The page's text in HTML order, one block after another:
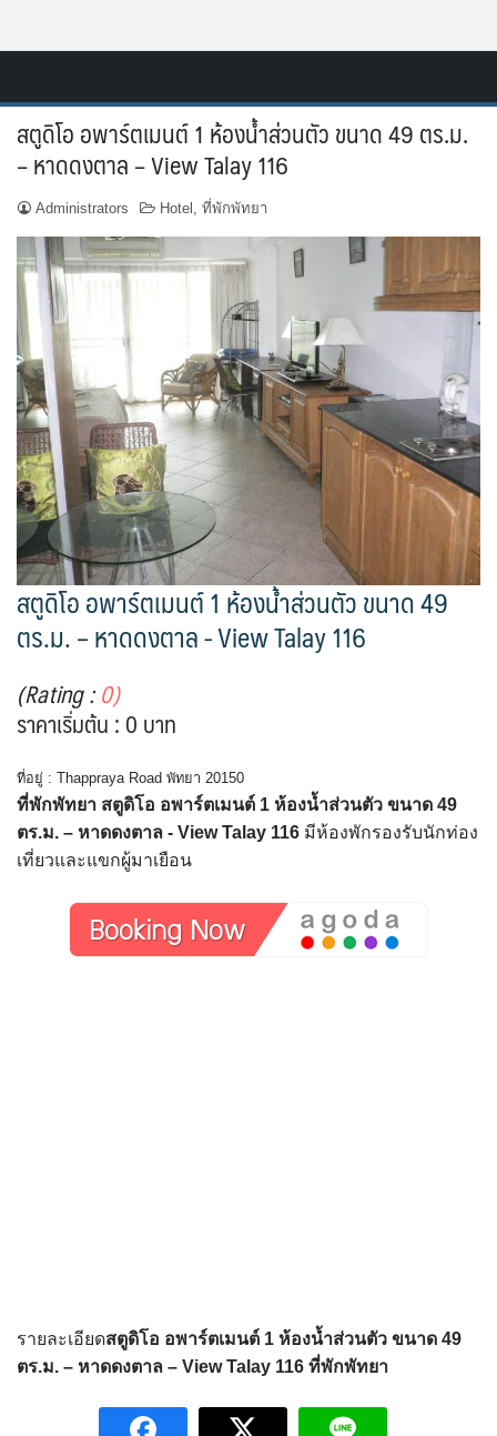
content
Home
ติดต่อ
ทำเว็บไซต์รีสอร์ท
เกี่ยวกับเรา
สตูดิโอ อพาร์ตเมนต์ 1 ห้องน้ำส่วนตัว ขนาด 49 ตร.ม.
– หาดดงตาล – View Talay 116
Administrators Hotel , ที่พักพัทยา
สตูดิโอ อพาร์ตเมนต์ 1 ห้องน้ำส่วนตัว ขนาด 49
ตร.ม. – หาดดงตาล - View Talay 116
(Rating :0)
ราคาเริ่มต้น : 0 บาท
ที่อยู่ : Thappraya Road พัทยา 20150
ที่พักพัทยา สตูดิโอ อพาร์ตเมนต์ 1 ห้องน้ำส่วนตัว ขนาด 49
ตร.ม. – หาดดงตาล - View Talay 116 มีห้องพักรองรับนักท่อง
เที่ยวและแขกผู้มาเยือน
รายละเอียดสตูดิโอ อพาร์ตเมนต์ 1 ห้องน้ำส่วนตัว ขนาด 49
ตร.ม. – หาดดงตาล – View Talay 116 ที่พักพัทยา